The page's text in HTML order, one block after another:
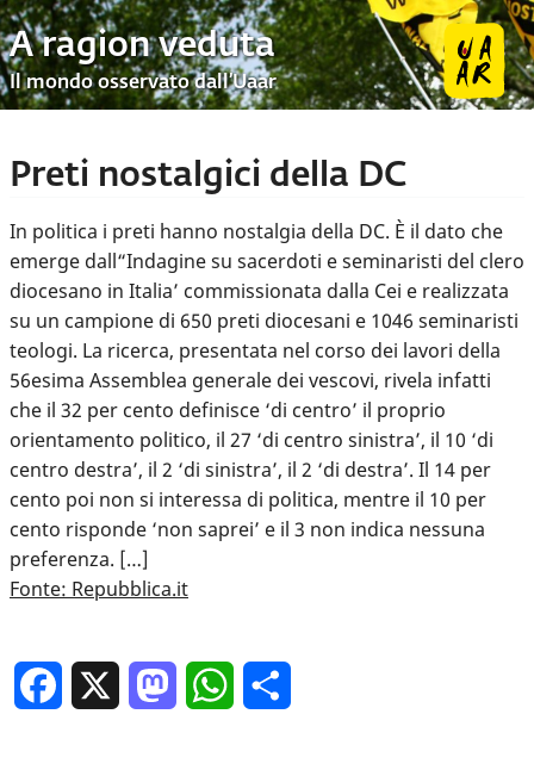
A ragion veduta
Il mondo osservato dall’Uaar
Preti nostalgici della DC
In politica i preti hanno nostalgia della DC. È il dato che
emerge dall“Indagine su sacerdoti e seminaristi del clero
diocesano in Italia’ commissionata dalla Cei e realizzata
su un campione di 650 preti diocesani e 1046 seminaristi
teologi. La ricerca, presentata nel corso dei lavori della
56esima Assemblea generale dei vescovi, rivela infatti
che il 32 per cento definisce ‘di centro’ il proprio
orientamento politico, il 27 ‘di centro sinistra’, il 10 ‘di
centro destra’, il 2 ‘di sinistra’, il 2 ‘di destra’. Il 14 per
cento poi non si interessa di politica, mentre il 10 per
cento risponde ‘non saprei’ e il 3 non indica nessuna
preferenza. […]
Fonte: Repubblica.it
Facebook MastodonWhatsApp